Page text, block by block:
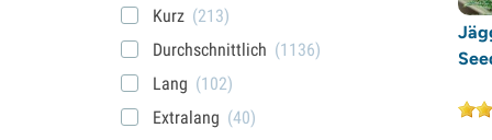
Kurz (213)
Durchschnittlich (1136)
Lang (102)
Extralang (40)